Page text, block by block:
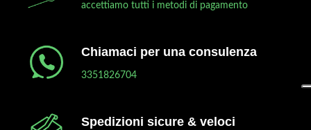
accettiamo tutti i metodi di pagamento
Chiamaci per una consulenza
3351826704
Spedizioni sicure & veloci